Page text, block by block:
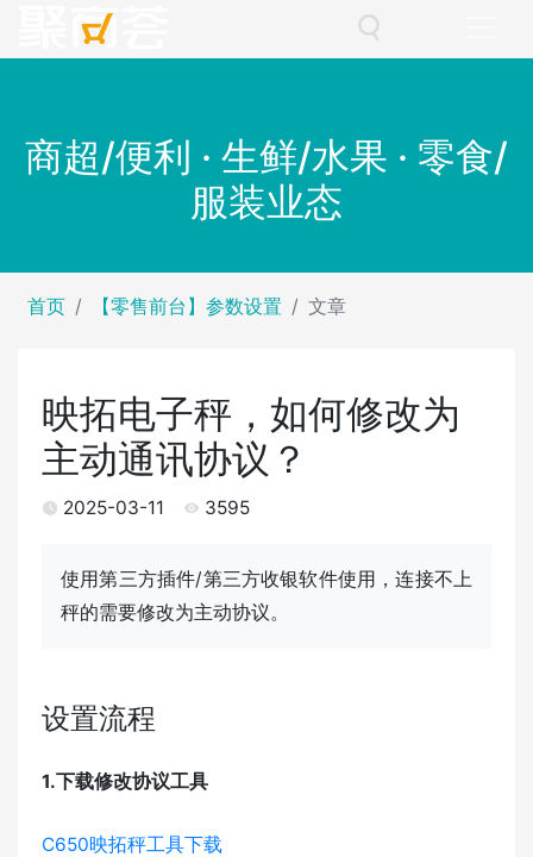
商超/便利 · 生鲜/水果 · 零食/
服装业态
首页 【零售前台】参数设置 文章
映拓电子秤，如何修改为
主动通讯协议？
2025-03-11 3595
使用第三方插件/第三方收银软件使用，连接不上
秤的需要修改为主动协议。
设置流程
1.下载修改协议工具
C650映拓秤工具下载